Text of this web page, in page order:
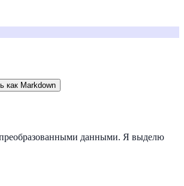
как Markdown
данными. Я выделю